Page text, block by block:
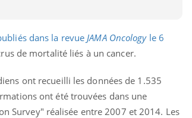
dans la revue JAMA Oncologyle 6
de mortalité liés à un cancer.
ont recueilli les données de 1.535
ont été trouvées dans une
Survey" réalisée entre 2007 et 2014. Les